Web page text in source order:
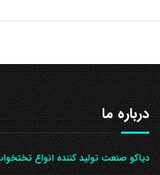
درباره ما
دیاکو صنعت تولید کننده انواع